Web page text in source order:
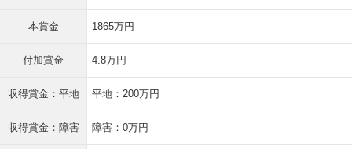
本賞金 1865万円
付加賞金 4.8万円
収得賞金：平地 平地：200万円
収得賞金：障害 障害：0万円